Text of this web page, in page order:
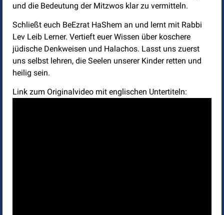
und die Bedeutung der Mitzwos klar zu vermitteln.
Schließt euch BeEzrat HaShem an und lernt mit Rabbi
Lev Leib Lerner. Vertieft euer Wissen über koschere
jüdische Denkweisen und Halachos. Lasst uns zuerst
uns selbst lehren, die Seelen unserer Kinder retten und
heilig sein.
Link zum Originalvideo mit englischen Untertiteln: